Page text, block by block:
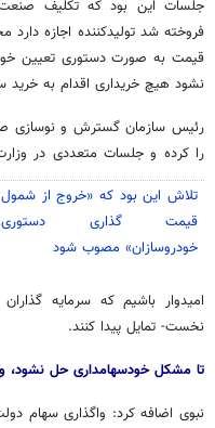
جلسات این بود که تکلیف
فروخته شد تولیدکننده اجازه
قیمت به صورت دستوری تعیین
نشود هیچ خریداری اقدام به
رئیس سازمان گسترش و نوسازی
را کرده و جلسات متعددی در وزارت
تلاش این بود که «خروج از شمول
قیمت گذاری دستوری
خودروسازان» مصوب شود
امیدوار باشیم که سرمایه
نخست- تمایل پیدا کنند.
تا مشکلخودسهامداری حل نشود،
نبوی اضافه کرد: واگذاری سهام